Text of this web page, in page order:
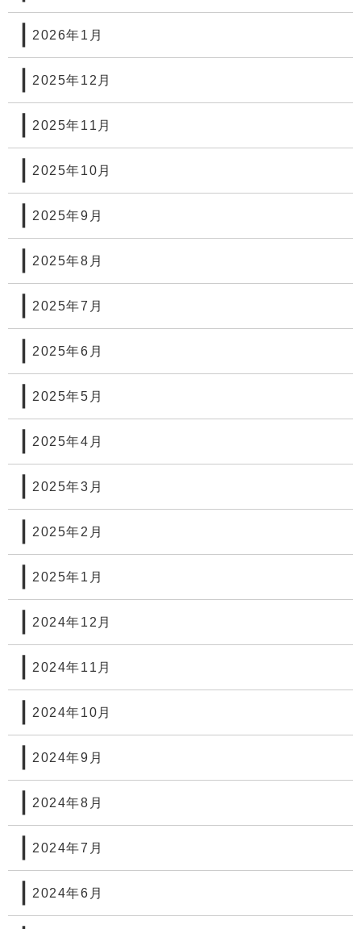
2026年1月
2025年12月
2025年11月
2025年10月
2025年9月
2025年8月
2025年7月
2025年6月
2025年5月
2025年4月
2025年3月
2025年2月
2025年1月
2024年12月
2024年11月
2024年10月
2024年9月
2024年8月
2024年7月
2024年6月